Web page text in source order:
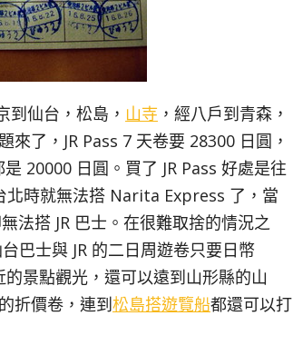
仙台，松島， 山寺 ，經八戶到青森，
來了，JR Pass 7 天卷要 28300 日圓，
20000 日圓。買了 JR Pass 好處是往
北時就無法搭 Narita Express 了，當
法搭 JR 巴士。在很難取捨的情況之
巴士與 JR 的二日周遊卷只要日幣
景點觀光，還可以遠到山形縣的山
折價卷，連到松島搭遊覽船都還可以打